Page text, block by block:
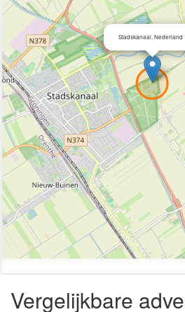
Stadskanaal, Nederland
Vergelijkbare